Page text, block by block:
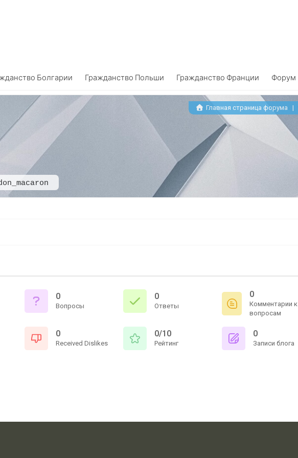
Болгарии Гражданство Польши Гражданство Франции Форум
Главная страница форума |
0
Вопросы
0
Ответы
0
Комментарии к
вопросам
0
Received Dislikes
0/10
Рейтинг
0
Записи блога